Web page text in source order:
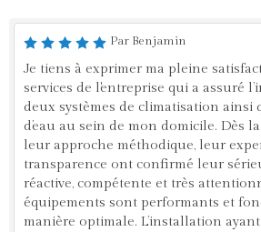
Par Benjamin
Je tiens à exprimer ma pleine
services de l'entreprise qui a assuré
deux systèmes de climatisation ainsi
d’eau au sein de mon domicile. Dès
leur approche méthodique, leur
transparence ont confirmé leur
réactive, compétente et très
équipements sont performants et
manière optimale. L’installation